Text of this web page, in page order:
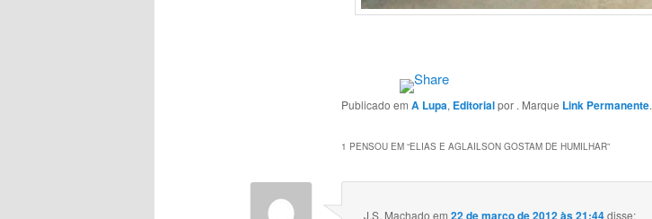
Publicado em A Lupa, Editorialpor . Marque Link Permanente.
1 PENSOU EM “ELIAS E AGLAILSON GOSTAM DE HUMILHAR”
J.S. Machado em22 de março de 2012 às 21:44disse: